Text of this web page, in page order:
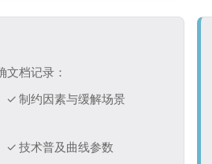
档记录：
✓ 制约因素与缓解场景
✓ 技术普及曲线参数